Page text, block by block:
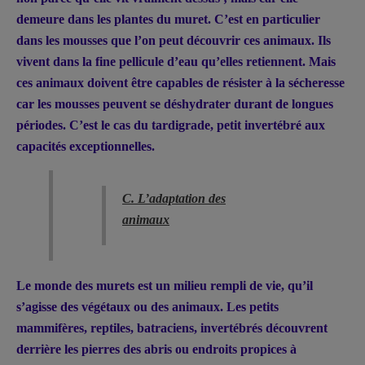
demeure dans les plantes du muret. C’est en particulier
dans les mousses que l’on peut découvrir ces animaux. Ils
vivent dans la fine pellicule d’eau qu’elles retiennent. Mais
ces animaux doivent être capables de résister à la sécheresse
car les mousses peuvent se déshydrater durant de longues
périodes. C’est le cas du tardigrade, petit invertébré aux
capacités exceptionnelles.
C. L’adaptation des
animaux
Le monde des murets est un milieu rempli de vie, qu’il
s’agisse des végétaux ou des animaux. Les petits
mammifères, reptiles, batraciens, invertébrés découvrent
derrière les pierres des abris ou endroits propices à